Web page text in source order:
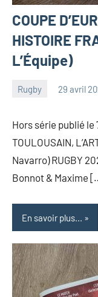
COUPE
HISTOIRE
L’Équipe)
Rugby 29 avril
Hors série publié le
TOULOUSAIN,
Navarro) RUGBY
Bonnot & Maxime
En savoir plus...